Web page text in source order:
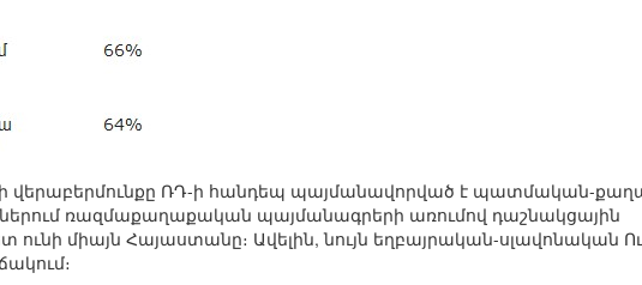
վերաբերմունքը ՌԴ-ի հանդեպ պայմանավորված է պատմական-
ռազմաքաղաքական պայմանագրերի առումով դաշնակցային
ունի միայն Հայաստանը։ Ավելին, նույն եղբայրական-սլավոնական